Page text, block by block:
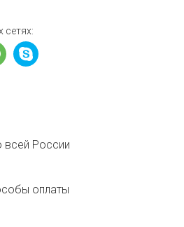
сетях:
всей России
оплаты